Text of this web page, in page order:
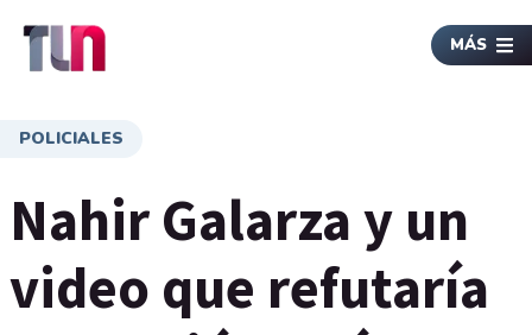
MÁS
POLICIALES
Nahir Galarza y un
video que refutaría